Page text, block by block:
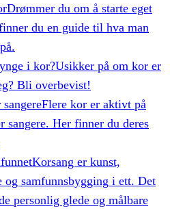
Drømmer du om å starte eget
du en guide til hva man
i kor?Usikker på om kor er
Bli overbevist!
Flere kor er aktivt på
sangere. Her finner du deres
Korsang er kunst,
og samfunnsbygging i ett. Det
personlig glede og målbare